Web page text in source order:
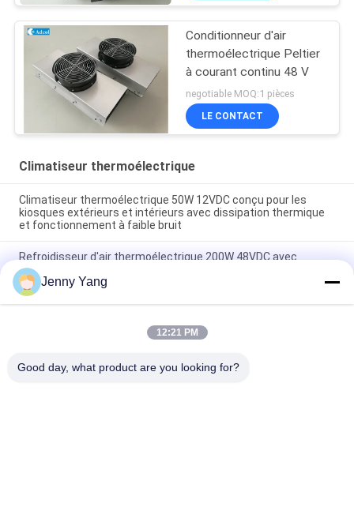
Conditionneur d'air
thermoélectrique Peltier
à courant continu 48 V
negotiable MOQ:1 pièces
LE CONTACT
Climatiseur thermoélectrique
Climatiseur thermoélectrique 50W 12VDC conçu pour les
kiosques extérieurs et intérieurs avec dissipation thermique
et fonctionnement à faible bruit
Refroidisseur d'air thermoélectrique 200W 48VDC avec
conception compacte et fonctionnement à semi-
conducteurs, idéal pour les solutions de refroidissement
d'armoires de batterie extérieures
Climatiseur thermoélectrique 150W, refroidisseur air-air pour
armoires électroniques, chambres environnementales et
Jenny Yang
12:21 PM
Good day, what product are you looking for?